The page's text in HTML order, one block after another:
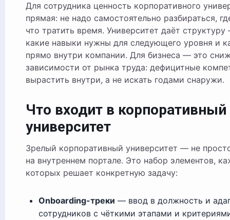
Для сотрудника ценность корпоративного
прямая: не надо самостоятельно разбираться,
что тратить время. Университет даёт
какие навыки нужны для следующего уровня и
прямо внутри компании. Для бизнеса — это
зависимости от рынка труда: дефицитные
вырастить внутри, а не искать годами снаружи.
Что входит в корпоративный
университет
Зрелый корпоративный университет — не
на внутреннем портале. Это набор элементов,
которых решает конкретную задачу:
Onboarding-треки — ввод в должность и
сотрудников с чёткими этапами и